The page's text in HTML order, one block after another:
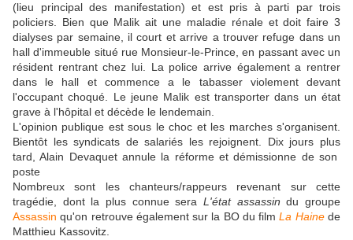
(lieu principal des manifestation) et est pris à parti par trois
policiers. Bien que Malik ait une maladie rénale et doit faire 3
dialyses par semaine, il court et arrive a trouver refuge dans un
hall d'immeuble situé rue Monsieur-le-Prince, en passant avec un
résident rentrant chez lui. La police arrive également a rentrer
dans le hall et commence a le tabasser violement devant
l'occupant choqué. Le jeune Malik est transporter dans un état
grave à l'hôpital et décède le lendemain.
L'opinion publique est sous le choc et les marches s'organisent.
Bientôt les syndicats de salariés les rejoignent. Dix jours plus
tard, Alain Devaquet annule la réforme et démissionne de son
poste
Nombreux sont les chanteurs/rappeurs revenant sur cette
tragédie, dont la plus connue sera L'état assassin du groupe
Assassin qu'on retrouve également sur la BO du filmLa Hainede
Matthieu Kassovitz.